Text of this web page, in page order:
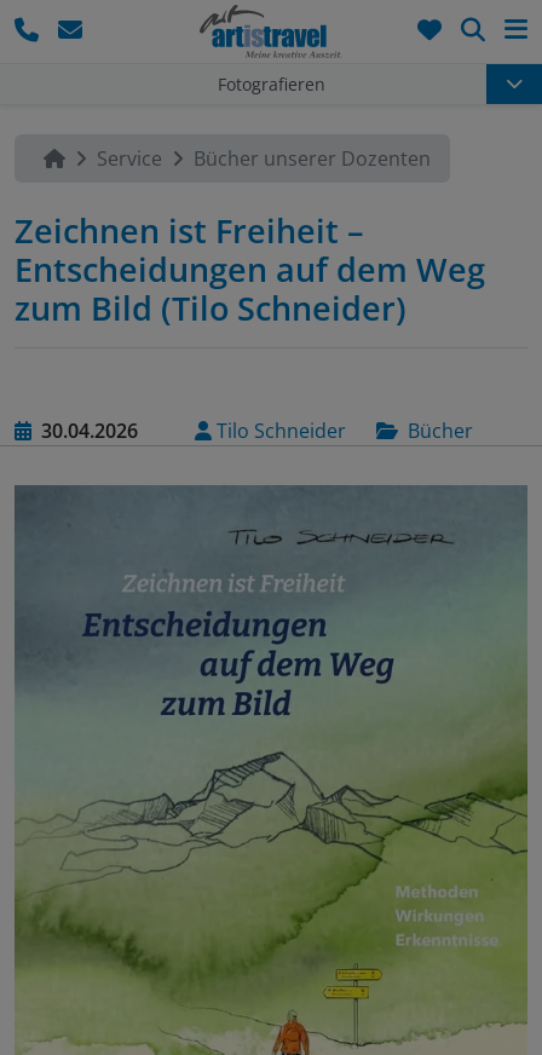
Fotografieren
Service Bücher unserer Dozenten
Zeichnen ist Freiheit –
Entscheidungen auf dem Weg
zum Bild (Tilo Schneider)
30.04.2026 Tilo Schneider Bücher